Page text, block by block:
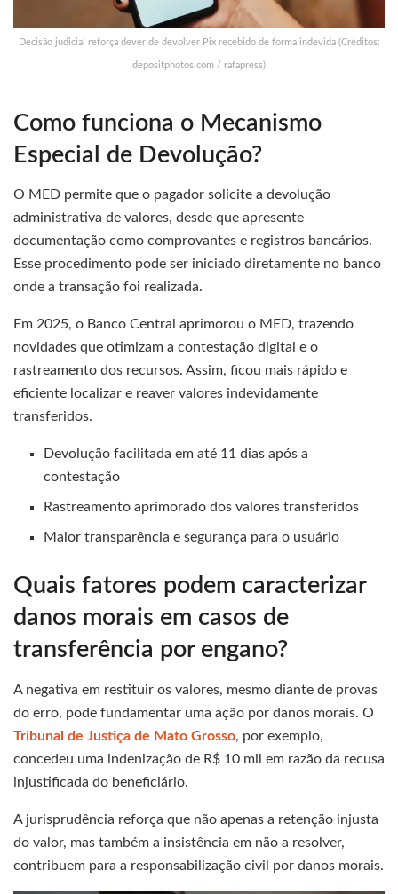
Decisão judicial reforça dever de devolver Pix recebido de forma indevida (Créditos:
depositphotos.com / rafapress)
Como funciona o Mecanismo
Especial de Devolução?
O MED permite que o pagador solicite a devolução
administrativa de valores, desde que apresente
documentação como comprovantes e registros bancários.
Esse procedimento pode ser iniciado diretamente no banco
onde a transação foi realizada.
Em 2025, o Banco Central aprimorou o MED, trazendo
novidades que otimizam a contestação digital e o
rastreamento dos recursos. Assim, ficou mais rápido e
eficiente localizar e reaver valores indevidamente
transferidos.
Devolução facilitada em até 11 dias após a
contestação
Rastreamento aprimorado dos valores transferidos
Maior transparência e segurança para o usuário
Quais fatores podem caracterizar
danos morais em casos de
transferência por engano?
A negativa em restituir os valores, mesmo diante de provas
do erro, pode fundamentar uma ação por danos morais. O
Tribunal de Justiça de Mato Grosso, por exemplo,
concedeu uma indenização de R$ 10 mil em razão da recusa
injustificada do beneficiário.
A jurisprudência reforça que não apenas a retenção injusta
do valor, mas também a insistência em não a resolver,
contribuem para a responsabilização civil por danos morais.